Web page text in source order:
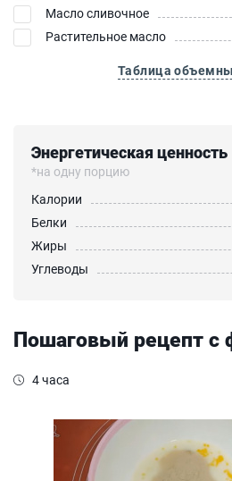
Масло сливочное
Растительное масло
Таблица
Энергетическая ценность
*на одну порцию
Калории
Белки
Жиры
Углеводы
Пошаговый рецепт с
4 часа